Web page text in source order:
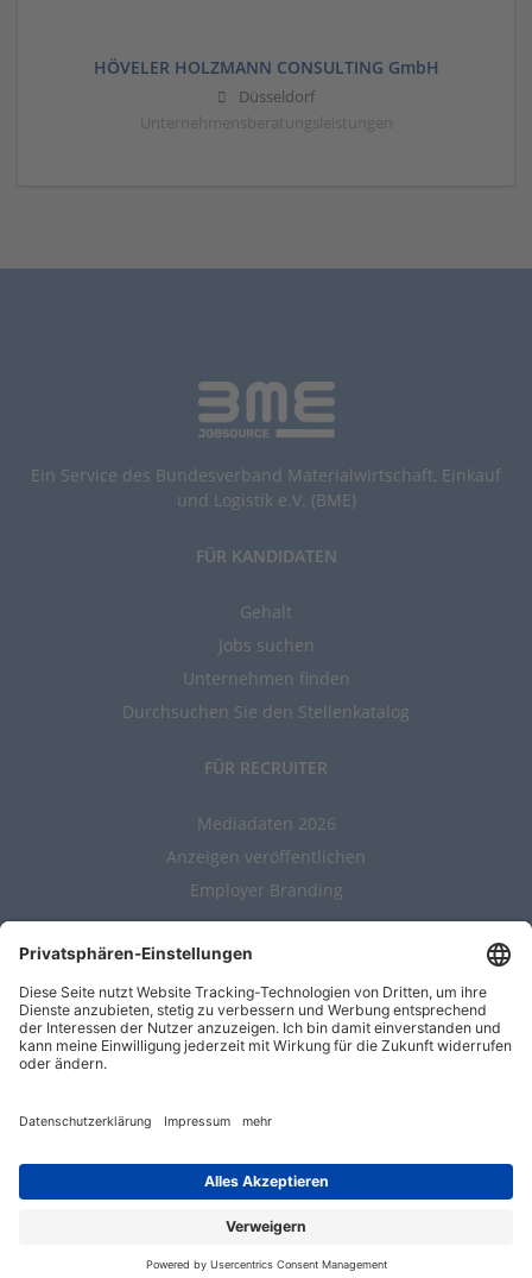
HÖVELER HOLZMANN CONSULTING GmbH
Düsseldorf
Unternehmensberatungsleistungen
Ein Service des Bundesverband Materialwirtschaft, Einkauf
und Logistik e.V. (BME)
FÜR KANDIDATEN
Gehalt
Jobs suchen
Unternehmen finden
Durchsuchen Sie den Stellenkatalog
FÜR RECRUITER
Mediadaten 2026
Anzeigen veröffentlichen
Employer Branding
ALLGEMEIN
Kontakt
AGBs
Entwickelt durchJobiqo